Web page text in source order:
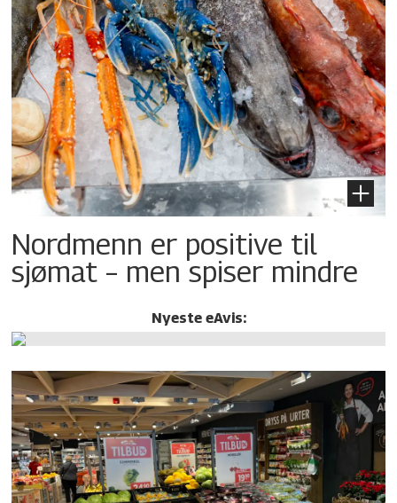
Nordmenn er positive til
sjømat – men spiser mindre
Nyeste eAvis: